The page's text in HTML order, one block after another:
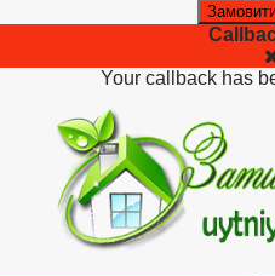
Your callback has